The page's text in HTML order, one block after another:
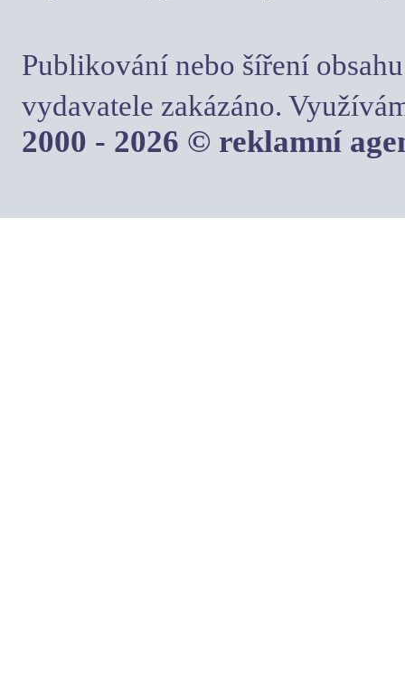
Publikování nebo šíření
vydavatele zakázáno.
2000 - 2026 © reklamní